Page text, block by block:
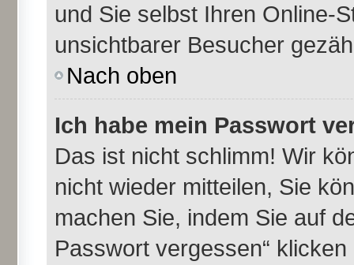
und Sie selbst Ihren Online-
unsichtbarer Besucher
Nach oben
Ich habe mein Passwort
Das ist nicht schlimm! Wir
nicht wieder mitteilen, Sie
machen Sie, indem Sie auf
Passwort vergessen“